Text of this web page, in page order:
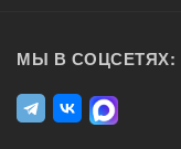
МЫ В СОЦСЕТЯХ: